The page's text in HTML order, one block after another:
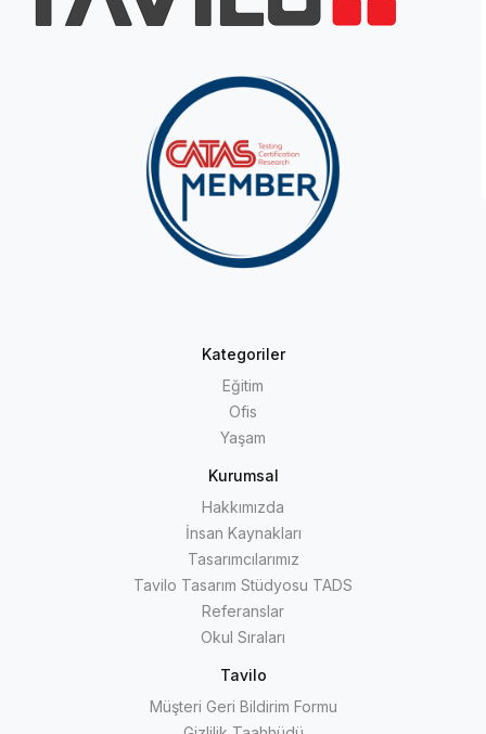
Kategoriler
Eğitim
Ofis
Yaşam
Kurumsal
Hakkımızda
İnsan Kaynakları
Tasarımcılarımız
Tavilo Tasarım Stüdyosu TADS
Referanslar
Okul Sıraları
Tavilo
Müşteri Geri Bildirim Formu